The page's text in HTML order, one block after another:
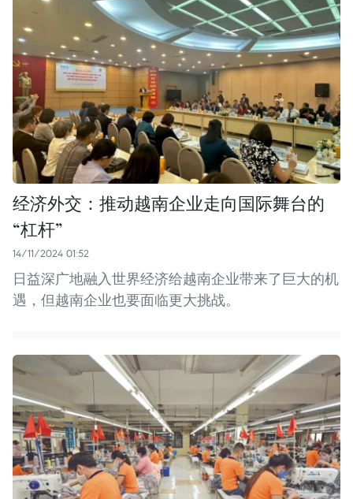
经济外交：推动越南企业走向国际舞台的
“杠杆”
14/11/2024 01:52
日益深广地融入世界经济给越南企业带来了巨大的机
遇，但越南企业也要面临更大挑战。